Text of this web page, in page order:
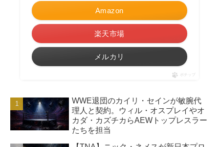
Amazon
楽天市場
メルカリ
ポチップ
WWE退団のカイリ・セインが敏腕代
理人と契約。ウィル・オスプレイやオ
カダ・カズチカらAEWトップレスラー
たちを担当